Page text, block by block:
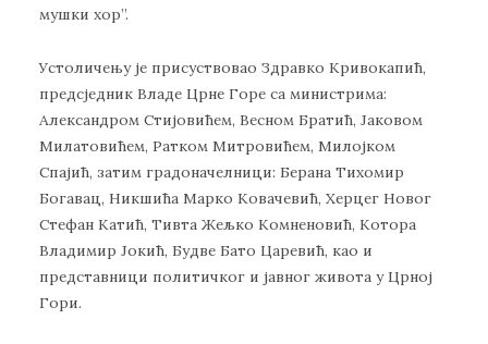
мушки хор”.
Устоличењу је присуствовао Здравко Кривокапић,
предсједник Владе Црне Горе са министрима:
Александром Стијовићем, Весном Братић, Јаковом
Милатовићем, Ратком Митровићем, Милојком
Спајић, затим градоначелници: Берана Тихомир
Богавац, Никшића Марко Ковачевић, Херцег Новог
Стефан Катић, Тивта Жељко Комненовић, Котора
Владимир Јокић, Будве Бато Царевић, као и
представници политичког и јавног живота у Црној
Гори.